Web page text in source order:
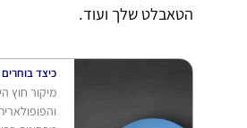
הטאבלט שלך ועוד.
כיצד
מיקור חוץ